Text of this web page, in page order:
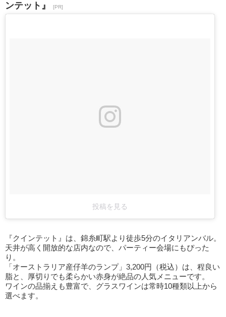
ンテット』
[PR]
投稿を見る
『クインテット』は、錦糸町駅より徒歩5分のイタリアンバル。
天井が高く開放的な店内なので、パーティー会場にもぴった
り。
「オーストラリア産仔羊のランプ」3,200円（税込）は、程良い
脂と、厚切りでも柔らかい赤身が絶品の人気メニューです。
ワインの品揃えも豊富で、グラスワインは常時10種類以上から
選べます。